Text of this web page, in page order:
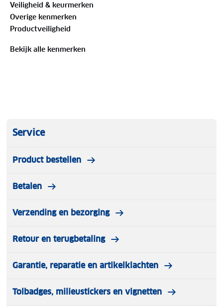
Veiligheid & keurmerken
Overige kenmerken
Productveiligheid
Bekijk alle kenmerken
Service
Product bestellen
Betalen
Verzending en bezorging
Retour en terugbetaling
Garantie, reparatie en artikelklachten
Tolbadges, milieustickers en vignetten